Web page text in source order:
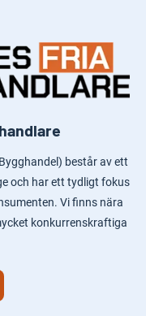
består av ett
och har ett tydligt fokus
Vi finns nära
konkurrenskraftiga